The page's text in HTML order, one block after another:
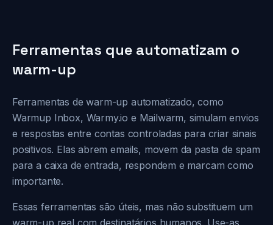
Ferramentas que automatizam o
warm-up
Ferramentas de warm-up automatizado, como
Warmup Inbox, Warmy.io e Mailwarm, simulam envios
e respostas entre contas controladas para criar sinais
positivos. Elas abrem emails, movem da pasta de spam
para a caixa de entrada, respondem e marcam como
importante.
Essas ferramentas são úteis, mas não substituem um
warm-up real com destinatários humanos. Use-as